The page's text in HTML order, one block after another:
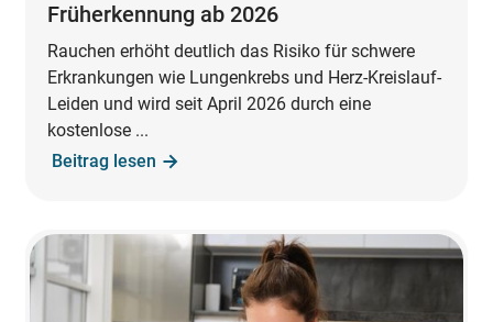
Früherkennung ab 2026
Rauchen erhöht deutlich das Risiko für schwere
Erkrankungen wie Lungenkrebs und Herz-Kreislauf-
Leiden und wird seit April 2026 durch eine
kostenlose ...
Beitrag lesen